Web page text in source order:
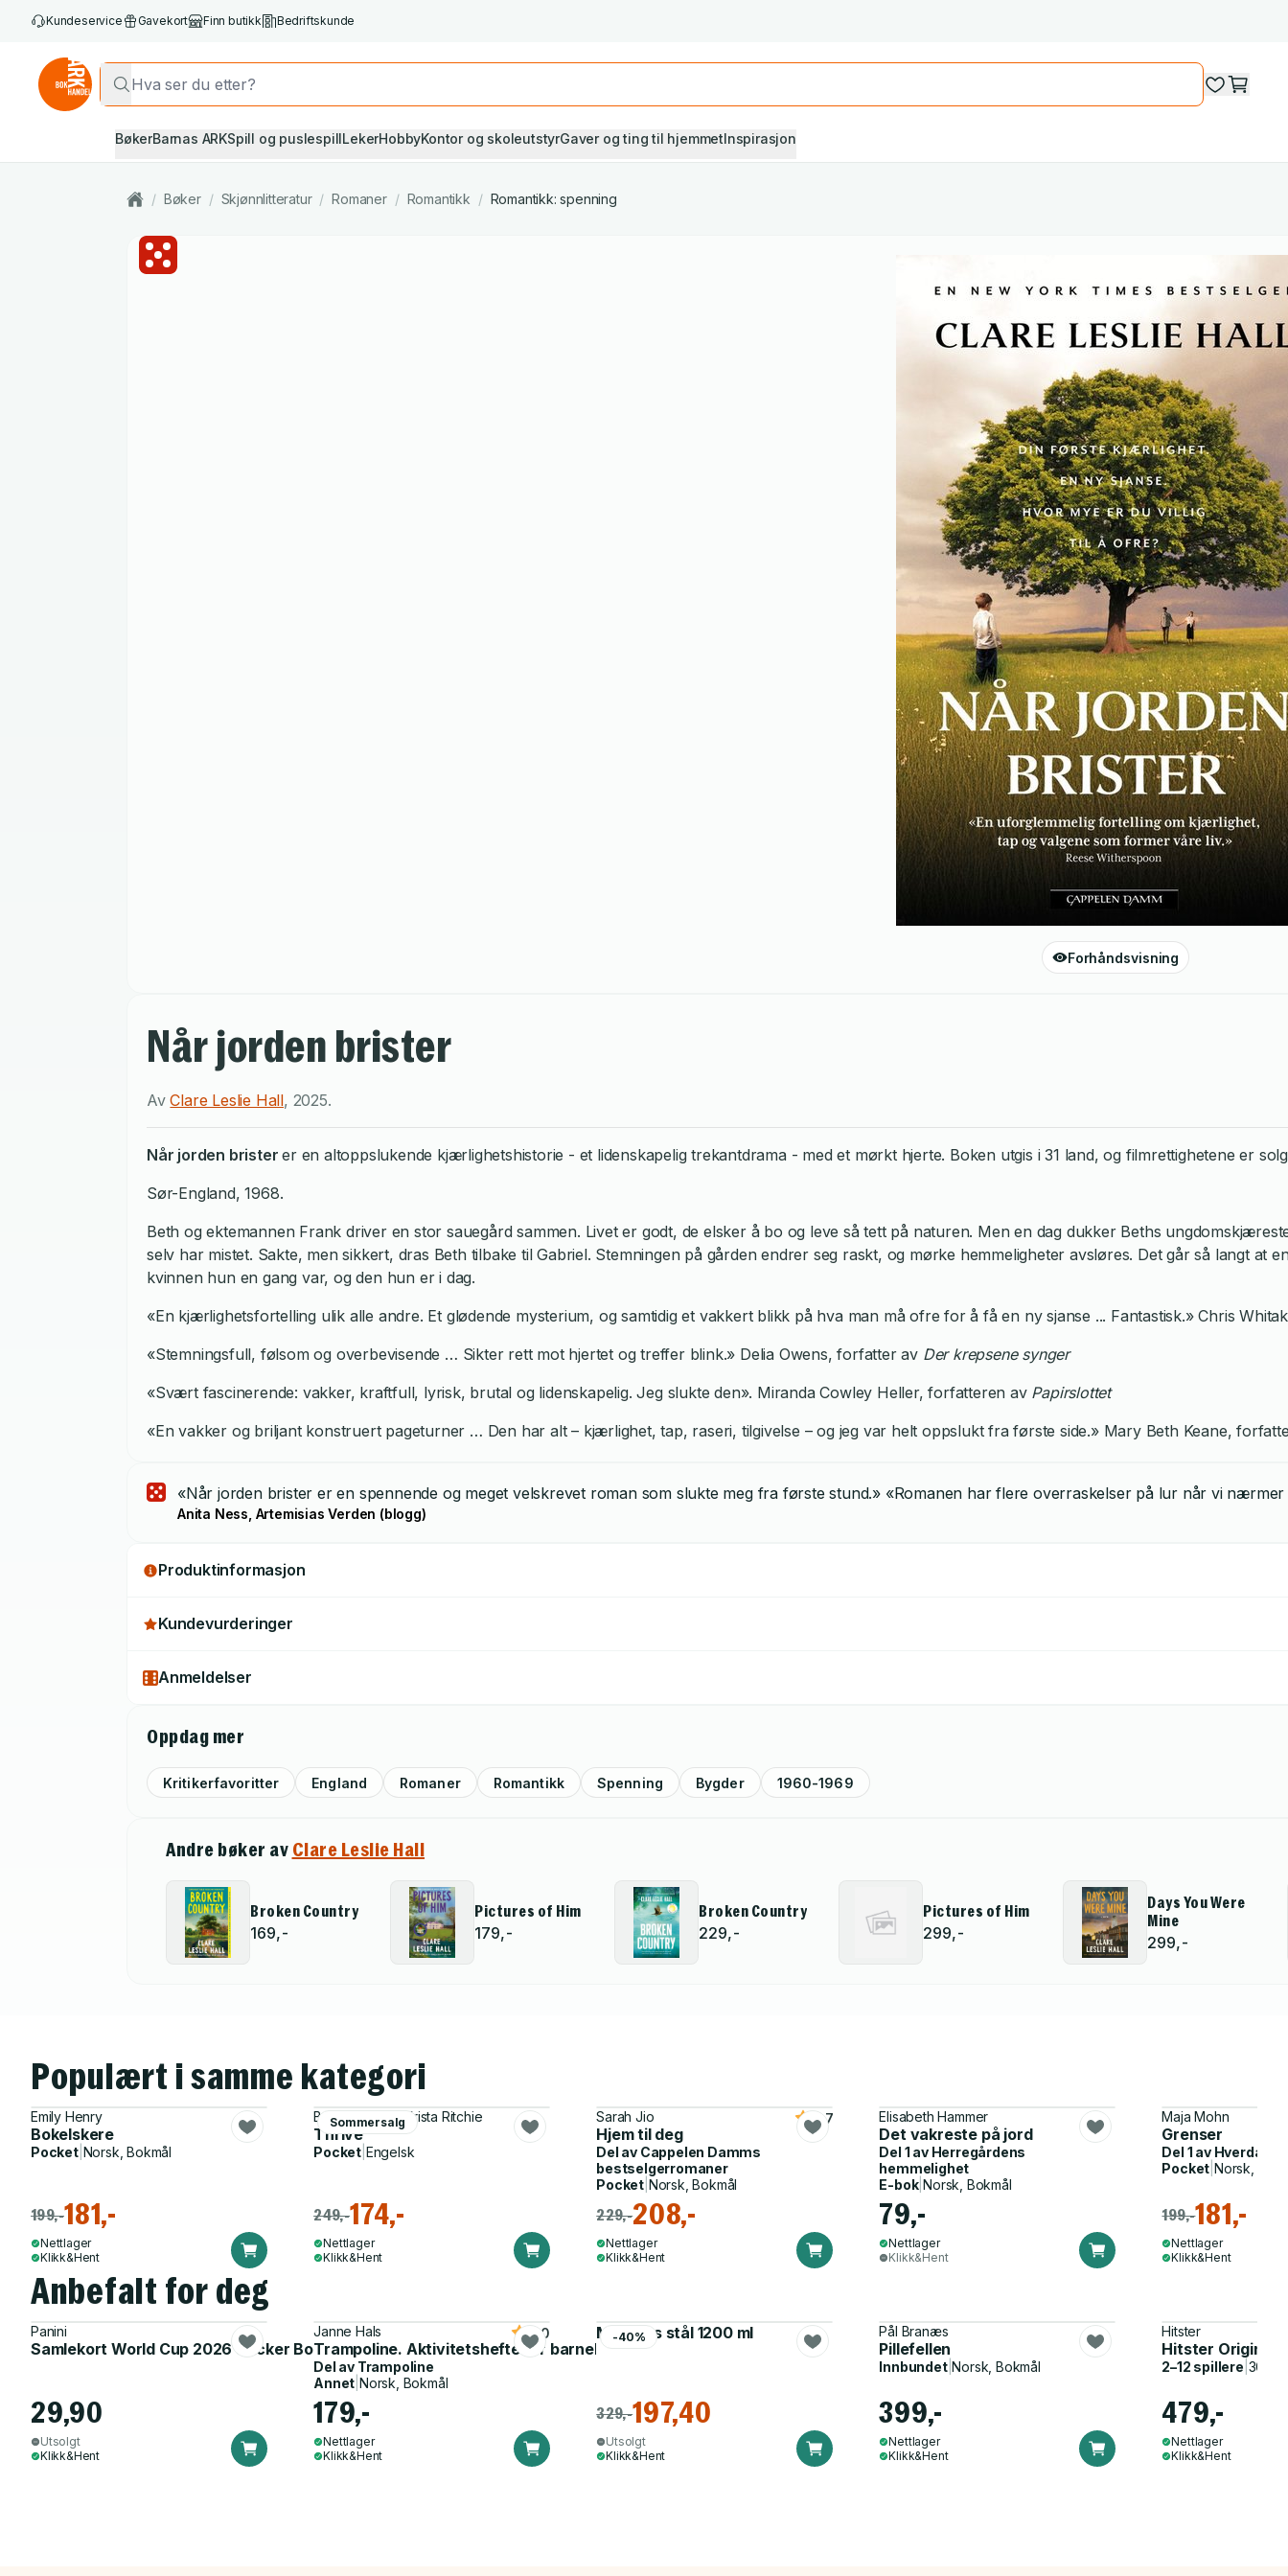
Kundeservice Gavekort Finn butikk Bedriftskunde
BøkerBarnas ARKSpill og puslespillLekerHobbyKontor og skoleutstyrGaver og ting til hjemmetInspirasjon
/ Bøker / Skjønnlitteratur / Romaner / Romantikk / Romantikk: spenning
Forhåndsvisning
Når jorden brister
AvClare Leslie Hall, 2025.
Når jorden brister er en altoppslukende kjærlighetshistorie - et lidenskapelig trekantdrama - med et mørkt hjerte. Boken utgis i 31 land, og filmrettighetene er
Sør-England, 1968.
Beth og ektemannen Frank driver en stor sauegård sammen. Livet er godt, de elsker å bo og leve så tett på naturen. Men en dag dukker Beths
selv har mistet. Sakte, men sikkert, dras Beth tilbake til Gabriel. Stemningen på gården endrer seg raskt, og mørke hemmeligheter avsløres. Det går så langt
kvinnen hun en gang var, og den hun er i dag.
«En kjærlighetsfortelling ulik alle andre. Et glødende mysterium, og samtidig et vakkert blikk på hva man må ofre for å få en ny sjanse ... Fantastisk.» Chris
«Stemningsfull, følsom og overbevisende … Sikter rett mot hjertet og treffer blink.» Delia Owens, forfatter av Der krepsene synger
«Svært fascinerende: vakker, kraftfull, lyrisk, brutal og lidenskapelig. Jeg slukte den». Miranda Cowley Heller, forfatteren av Papirslottet
«En vakker og briljant konstruert pageturner … Den har alt – kjærlighet, tap, raseri, tilgivelse – og jeg var helt oppslukt fra første side.» Mary Beth Keane,
«Når jorden brister er en spennende og meget velskrevet roman som slukte meg fra første stund.» «Romanen har flere overraskelser på lur når vi nærmer
Anita Ness, Artemisias Verden (blogg)
Produktinformasjon
Kundevurderinger
Anmeldelser
Oppdag mer
Kritikerfavoritter England Romaner Romantikk Spenning Bygder 1960-1969
Andre bøker av Clare Leslie Hall
Broken Country
169,-
Pictures of Him
179,-
Broken Country
229,-
Pictures of Him
299,-
Days You Were
Mine
299,-
Populært i samme kategori
Emily Henry
Bokelskere
Pocket| Norsk, Bokmål
199,-181,-
Nettlager
Klikk&Hent
Sommersalg
Becca Ritchie, Krista Ritchie
Thrive
Pocket| Engelsk
249,-174,-
Nettlager
Klikk&Hent
Sarah Jio
Hjem til deg
3.7
Del av Cappelen Damms
bestselgerromaner
Pocket Norsk, Bokmål
229,-208,-
Nettlager
Klikk&Hent
Elisabeth Hammer
Det vakreste på jord
Del 1 av Herregårdens
hemmelighet
E-bok|Norsk, Bokmål
79,-
Nettlager
Klikk&Hent
Maja Mohn
Grenser
Del 1 av
Pocket |Norsk,
199,-181,-
Nettlager
Klikk&Hent
Anbefalt for deg
Panini
Samlekort World Cup 2026 Sticker Booster
29,90
Utsolgt
Klikk&Hent
Janne Hals
Trampoline. Aktivitetshefte for barnehagen
5.0
Del av Trampoline
Annet Norsk, Bokmål
179,-
Nettlager
Klikk&Hent
-40%
Matboks stål 1200 ml
329,-197,40
Utsolgt
Klikk&Hent
Pål Branæs
Pillefellen
Innbundet|Norsk, Bokmål
399,-
Nettlager
Klikk&Hent
Hitster
Hitster Original
2–12 spillere
479,-
Nettlager
Klikk&Hent